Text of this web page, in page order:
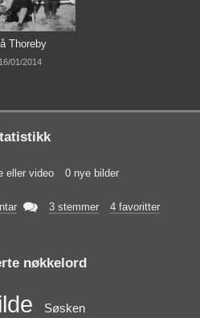
Thoreby
16/01/2014
eller video 0 nye bilder
 3 stemmer 4 favoritter
nøkkelord
Søsken